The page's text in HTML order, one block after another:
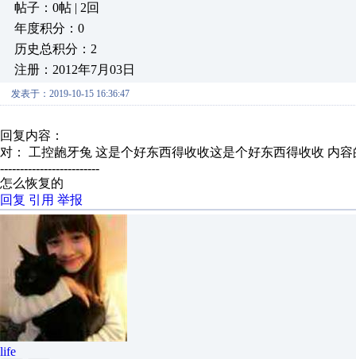
帖子：0帖 | 2回
年度积分：0
历史总积分：2
注册：2012年7月03日
发表于：2019-10-15 16:36:47
回复内容：
对： 工控龅牙兔 这是个好东西得收收这是个好东西得收收 内容
-------------------------
怎么恢复的
回复 引用 举报
life